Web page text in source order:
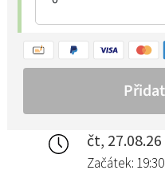
čt, 27.08.26
Začátek: 19:30